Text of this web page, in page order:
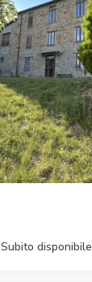
Subito disponibile